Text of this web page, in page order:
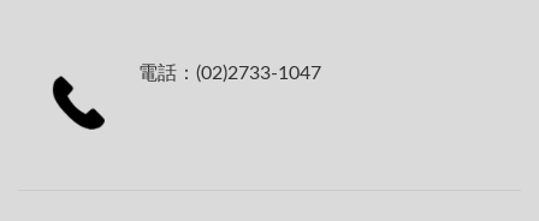
電話：(02)2733-1047